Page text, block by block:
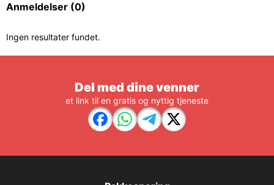
Anmeldelser (0)
Ingen resultater fundet.
Del med dine venner
et link til en gratis og nyttig tjeneste